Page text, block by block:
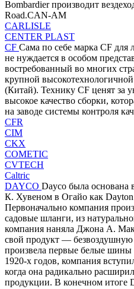
Bombardier производит
Road.CAN-AM
CARLISLE
CENTER PLAST
CF Сама по себе марка CF для
не нуждается в особом
востребованный во многих
крупной
(Китай). Технику CF ценят за
высокое качество сборки,
на заводе системы контроля
CFR
CIM
CKX
COMETIC
CVTECH
Caltric
DAYCO Dayco была основана
К. Хувеном в Огайо как
Первоначально компания
садовые шланги, из
компания наняла Джона А.
свой продукт —
произвела первые белые шины
1920-х годов, компания
когда она радикально
продукции. В конечном итоге